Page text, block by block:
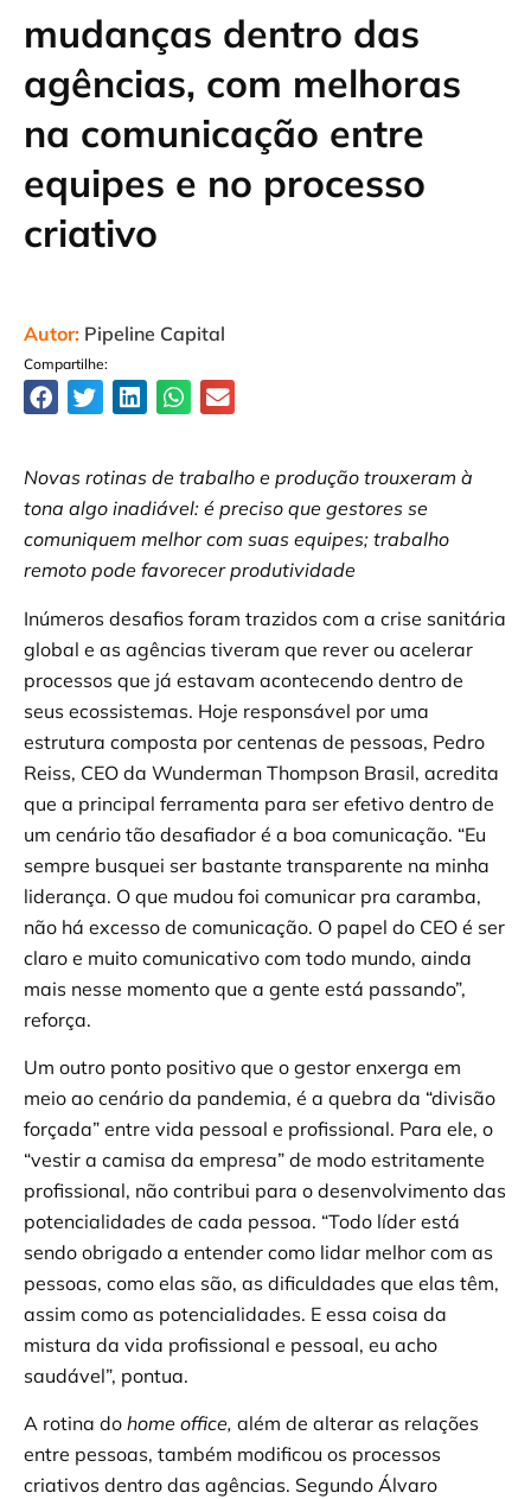
mudanças dentro das
agências, com melhoras
na comunicação entre
equipes e no processo
criativo
Autor: Pipeline Capital
Compartilhe:
Novas rotinas de trabalho e produção trouxeram à
tona algo inadiável: é preciso que gestores se
comuniquem melhor com suas equipes; trabalho
remoto pode favorecer produtividade
Inúmeros desafios foram trazidos com a crise sanitária
global e as agências tiveram que rever ou acelerar
processos que já estavam acontecendo dentro de
seus ecossistemas. Hoje responsável por uma
estrutura composta por centenas de pessoas, Pedro
Reiss, CEO da Wunderman Thompson Brasil, acredita
que a principal ferramenta para ser efetivo dentro de
um cenário tão desafiador é a boa comunicação. “Eu
sempre busquei ser bastante transparente na minha
liderança. O que mudou foi comunicar pra caramba,
não há excesso de comunicação. O papel do CEO é ser
claro e muito comunicativo com todo mundo, ainda
mais nesse momento que a gente está passando”,
reforça.
Um outro ponto positivo que o gestor enxerga em
meio ao cenário da pandemia, é a quebra da “divisão
forçada” entre vida pessoal e profissional. Para ele, o
“vestir a camisa da empresa” de modo estritamente
profissional, não contribui para o desenvolvimento das
potencialidades de cada pessoa. “Todo líder está
sendo obrigado a entender como lidar melhor com as
pessoas, como elas são, as dificuldades que elas têm,
assim como as potencialidades. E essa coisa da
mistura da vida profissional e pessoal, eu acho
saudável”, pontua.
A rotina do home office, além de alterar as relações
entre pessoas, também modificou os processos
criativos dentro das agências. Segundo Álvaro